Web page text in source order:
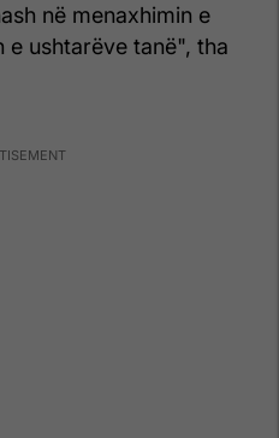
në menaxhimin e
ushtarëve tanë", tha